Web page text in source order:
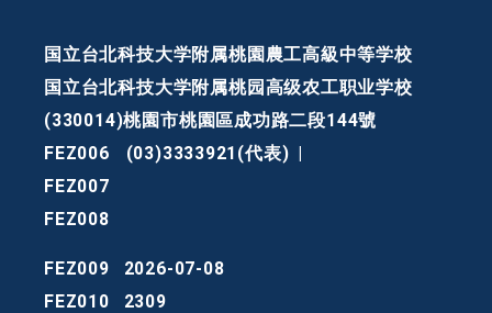
国立台北科技大学附属桃園農工高級中等学校
国立台北科技大学附属桃园高级农工职业学校
(330014)桃園市桃園區成功路二段144號
FEZ006
(03)3333921(代表)
FEZ007
FEZ008
FEZ009
2026-07-08
FEZ010
2309